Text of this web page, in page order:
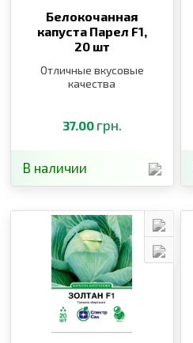
Белокочанная
капуста Парел F1,
20 шт
Отличные вкусовые
качества
37.00 грн.
В наличии